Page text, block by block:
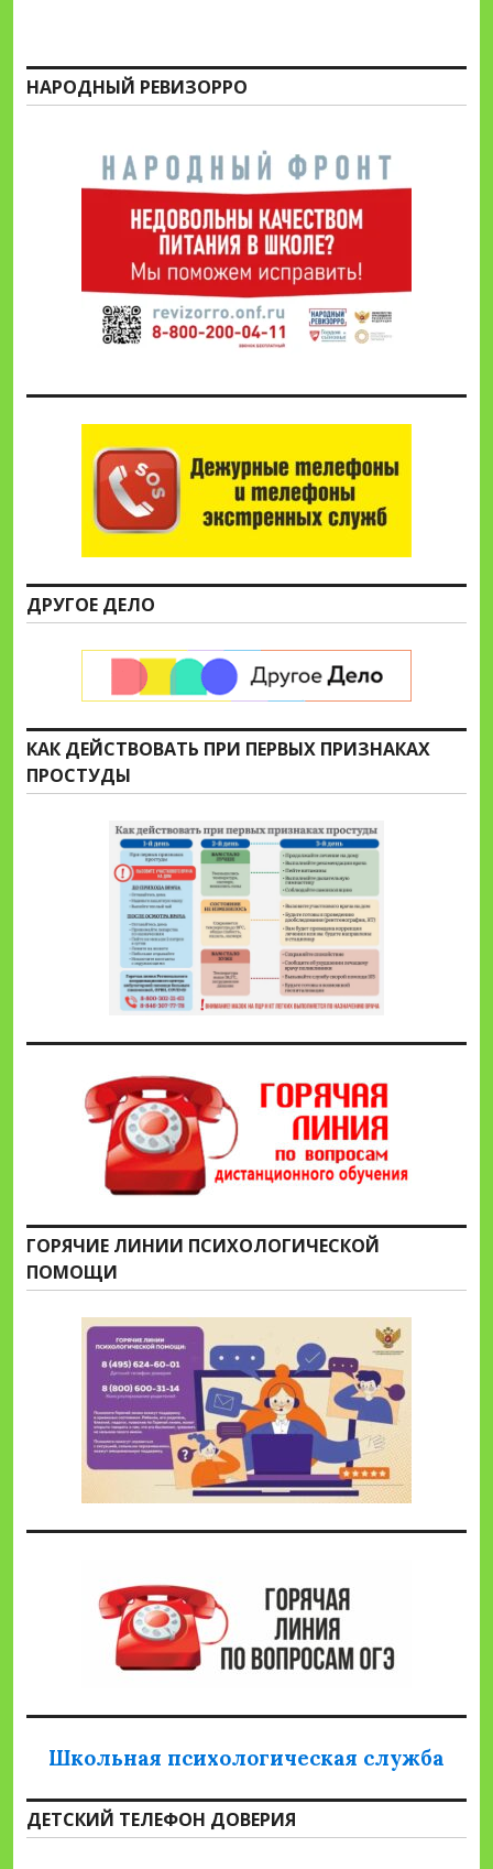
НАРОДНЫЙ РЕВИЗОРРО
ДРУГОЕ ДЕЛО
КАК ДЕЙСТВОВАТЬ ПРИ ПЕРВЫХ ПРИЗНАКАХ
ПРОСТУДЫ
ГОРЯЧИЕ ЛИНИИ ПСИХОЛОГИЧЕСКОЙ
ПОМОЩИ
Школьная психологическая служба
ДЕТСКИЙ ТЕЛЕФОН ДОВЕРИЯ